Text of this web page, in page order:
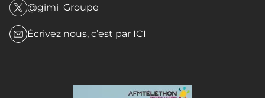
@gimi_Groupe
Écrivez nous, c’est par ICI